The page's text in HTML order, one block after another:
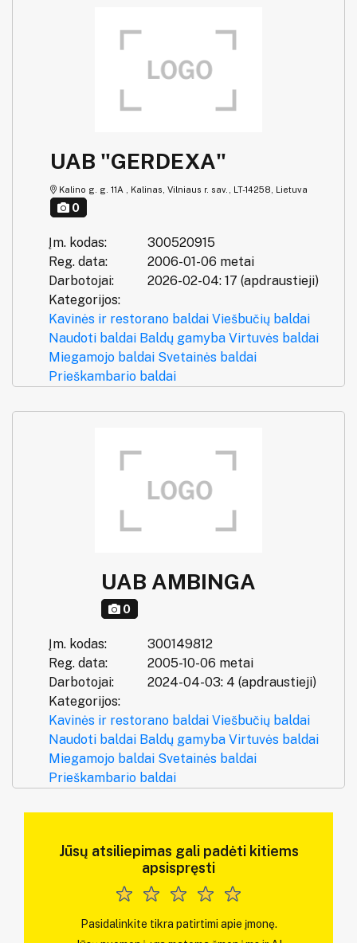
UAB "GERDEXA"
Kalino g. g. 11A , Kalinas, Vilniaus r. sav., LT-14258, Lietuva
0
Įm. kodas:
300520915
Reg. data:
2006-01-06 metai
Darbotojai:
2026-02-04: 17 (apdraustieji)
Kategorijos:
Kavinės ir restorano baldai Viešbučių baldai
Naudoti baldai Baldų gamyba Virtuvės baldai
Miegamojo baldai Svetainės baldai
Prieškambario baldai
UAB AMBINGA
0
Įm. kodas:
300149812
Reg. data:
2005-10-06 metai
Darbotojai:
2024-04-03: 4 (apdraustieji)
Kategorijos:
Kavinės ir restorano baldai Viešbučių baldai
Naudoti baldai Baldų gamyba Virtuvės baldai
Miegamojo baldai Svetainės baldai
Prieškambario baldai
Jūsų atsiliepimas gali padėti kitiems
apsispręsti
Pasidalinkite tikra patirtimi apie įmonę.